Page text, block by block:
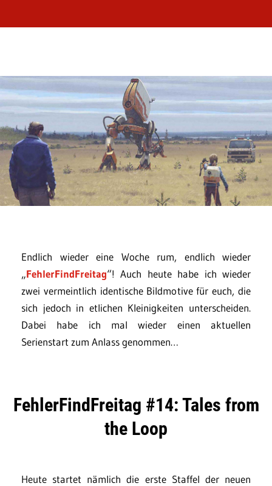
Endlich wieder eine Woche rum, endlich wieder
„FehlerFindFreitag“! Auch heute habe ich wieder
zwei vermeintlich identische Bildmotive für euch, die
sich jedoch in etlichen Kleinigkeiten unterscheiden.
Dabei habe ich mal wieder einen aktuellen
Serienstart zum Anlass genommen…
FehlerFindFreitag #14: Tales from
the Loop
Heute startet nämlich die erste Staffel der neuen